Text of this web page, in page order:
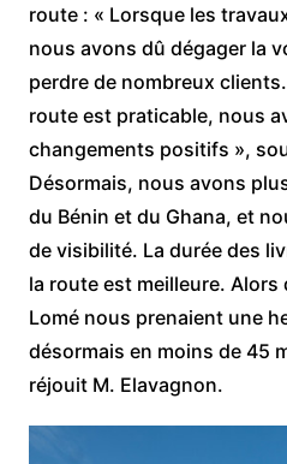
route : « Lorsque les
nous avons dû dégager la
perdre de nombreux
route est praticable, nous
changements positifs »,
Désormais, nous avons
du Bénin et du Ghana, et
de visibilité. La durée des
la route est meilleure.
Lomé nous prenaient une
désormais en moins de 45
réjouit M. Elavagnon.